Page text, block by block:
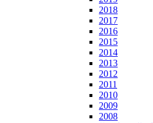
2018
2017
2016
2015
2014
2013
2012
2011
2010
2009
2008